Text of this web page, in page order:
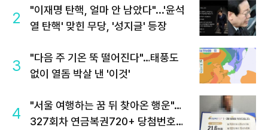
2
"이재명 탄핵, 얼마 안 남았다"...'윤석
열 탄핵' 맞힌 무당, '성지글' 등장
3
"다음 주 기온 뚝 떨어진다"…태풍도
없이 열돔 박살 낸 '이것'
4
"서울 여행하는 꿈 뒤 찾아온 행운"…
327회차 연금복권720+ 당첨번호조